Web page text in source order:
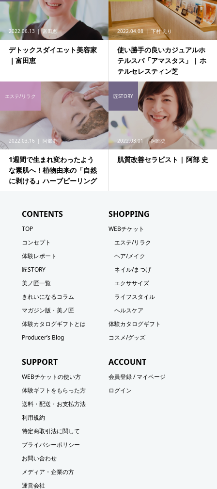
2022.06.13 富田恵
デトックスダイエット美容家
｜富田恵
2022.04.08 下村 えり
使い勝手の良いカジュアルホ
テルスパ「アマスタス」 | ホ
テルセレスティン芝
2022.03.16 阿部史
1週間で生まれ変わったよう
な素肌へ！植物由来の「自然
に剥ける」ハーブピーリング
エステ/リラク
2022.03.01 阿部史
肌質改善セラピスト | 阿部 史
匠STORY
CONTENTS
TOP
コンセプト
体験レポート
匠STORY
美ノ匠一覧
きれいになるコラム
マガジン版・美ノ匠
体験カタログギフトとは
Producer’s Blog
SHOPPING
WEBチケット
エステ/リラク
ヘア/メイク
ネイル/まつげ
エクササイズ
ライフスタイル
ヘルスケア
体験カタログギフト
コスメ/グッズ
SUPPORT
WEBチケットの使い方
体験ギフトをもらった方
送料・配送・お支払方法
利用規約
特定商取引法に関して
プライバシーポリシー
お問い合わせ
メディア・企業の方
運営会社
ACCOUNT
会員登録 / マイページ
ログイン